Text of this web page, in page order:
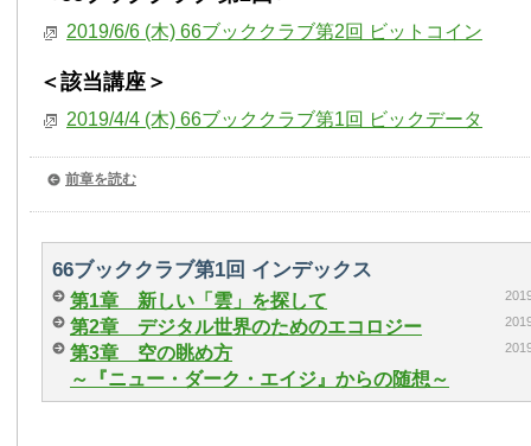
2019/6/6 (木) 66ブッククラブ第2回 ビットコイン
＜該当講座＞
2019/4/4 (木) 66ブッククラブ第1回 ビックデータ
前章を読む
66ブッククラブ第1回 インデックス
第1章 新しい「雲」を探して
第2章 デジタル世界のためのエコロジー
第3章 空の眺め方
～『ニュー・ダーク・エイジ』からの随想～